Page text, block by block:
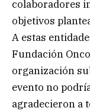
colaboradores
objetivos
A estas
Fundación
organización
evento no
agradecieron a